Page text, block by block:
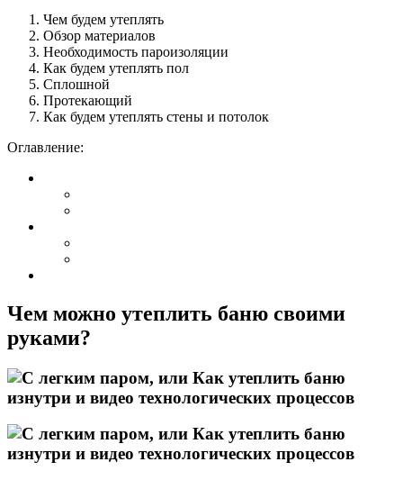
Чем будем утеплять
Обзор материалов
Необходимость пароизоляции
Как будем утеплять пол
Сплошной
Протекающий
Как будем утеплять стены и потолок
Оглавление:
Чем можно утеплить баню своими
руками?